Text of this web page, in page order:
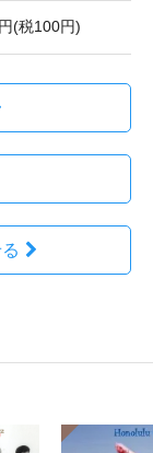
(税100円)